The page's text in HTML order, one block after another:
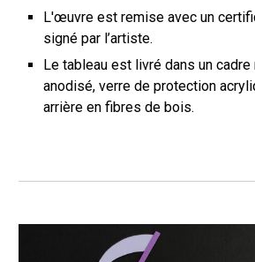
L'œuvre est remise avec un
signé par l’artiste.
Le tableau est livré dans un cadre
anodisé, verre de protection
arrière en fibres de bois.